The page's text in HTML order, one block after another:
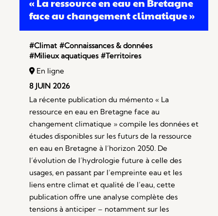
« La ressource en eau en Bretagne
face au changement climatique »
#Climat #Connaissances & données
#Milieux aquatiques #Territoires
En ligne
8 JUIN 2026
La récente publication du mémento « La
ressource en eau en Bretagne face au
changement climatique » compile les données et
études disponibles sur les futurs de la ressource
en eau en Bretagne à l’horizon 2050. De
l’évolution de l’hydrologie future à celle des
usages, en passant par l’empreinte eau et les
liens entre climat et qualité de l’eau, cette
publication offre une analyse complète des
tensions à anticiper – notamment sur les